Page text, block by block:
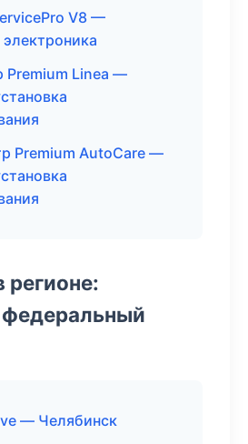
V8 —
Premium Linea —
Premium AutoCare —
регионе:
— Челябинск